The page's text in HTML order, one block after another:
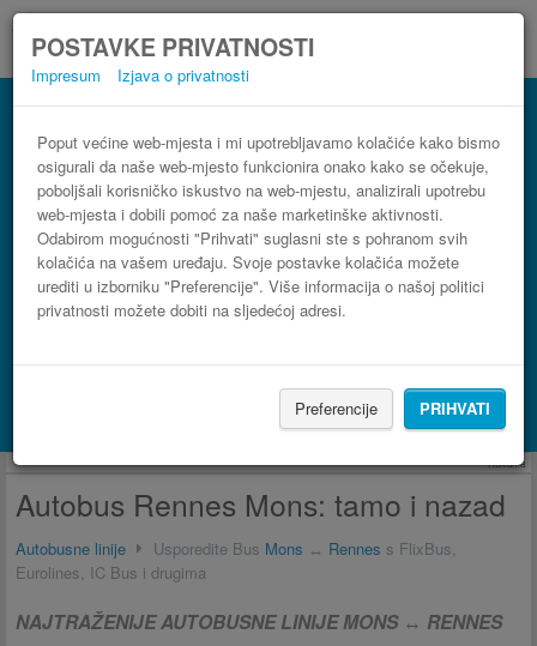
POSTAVKE PRIVATNOSTI
Impresum Izjava o privatnosti
Poput većine web-mjesta i mi upotrebljavamo kolačiće kako bismo
osigurali da naše web-mjesto funkcionira onako kako se očekuje,
poboljšali korisničko iskustvo na web-mjestu, analizirali upotrebu
web-mjesta i dobili pomoć za naše marketinške aktivnosti.
Odabirom mogućnosti "Prihvati" suglasni ste s pohranom svih
kolačića na vašem uređaju. Svoje postavke kolačića možete
urediti u izborniku "Preferencije". Više informacija o našoj politici
privatnosti možete dobiti na sljedećoj adresi.
Preferencije PRIHVATI
Autobus Mons Rennes
3 koraka do najpovoljnije autobusne karte
Potraži smještaj s Booking.com
Reklama
Autobus Rennes Mons: tamo i nazad
Autobusne linije Usporedite Bus Mons ↔ Rennes s FlixBus,
Eurolines, IC Bus i drugima
NAJTRAŽENIJE AUTOBUSNE LINIJE MONS ↔ RENNES